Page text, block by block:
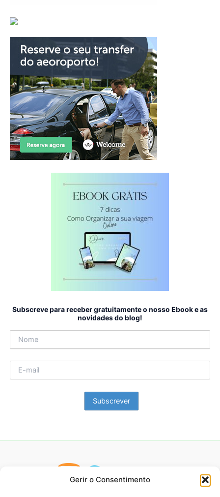
Gerir o Consentimento
Subscreve para receber gratuitamente o nosso Ebook e as
novidades do blog!